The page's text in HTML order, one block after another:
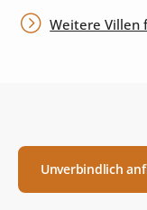
Weitere Villen
Unverbindlich